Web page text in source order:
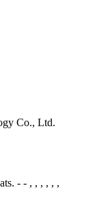
Co., Ltd.
- - , , , , , ,